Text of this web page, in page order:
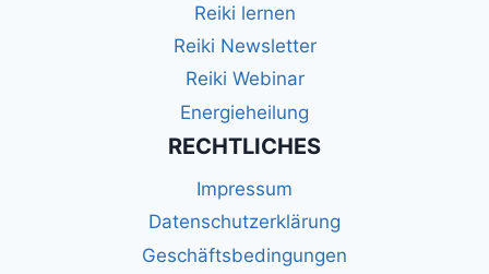
Reiki lernen
Reiki Newsletter
Reiki Webinar
Energieheilung
RECHTLICHES
Impressum
Datenschutzerklärung
Geschäftsbedingungen